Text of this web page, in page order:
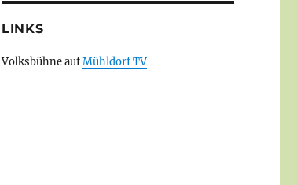
LINKS
Volksbühne aufMühldorf TV